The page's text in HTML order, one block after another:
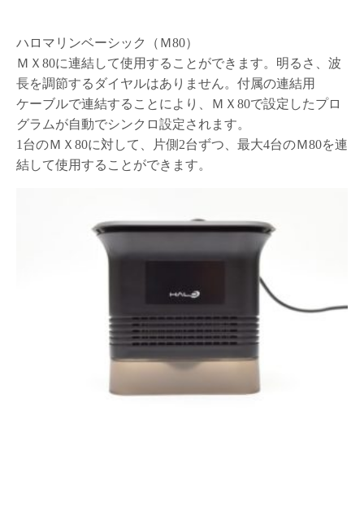
ハロマリンベーシック（Ｍ80）
ＭＸ80に連結して使用することができます。明るさ、波
長を調節するダイヤルはありません。付属の連結用
ケーブルで連結することにより、ＭＸ80で設定したプロ
グラムが自動でシンクロ設定されます。
1台のＭＸ80に対して、片側2台ずつ、最大4台のＭ80を連
結して使用することができます。